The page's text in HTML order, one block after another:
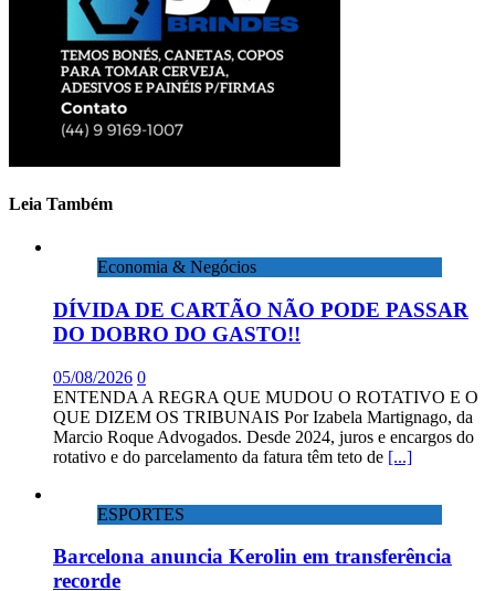
Leia Também
Economia & Negócios
DÍVIDA DE CARTÃO NÃO PODE PASSAR
DO DOBRO DO GASTO!!
05/08/2026 0
ENTENDA A REGRA QUE MUDOU O ROTATIVO E O
QUE DIZEM OS TRIBUNAIS Por Izabela Martignago, da
Marcio Roque Advogados. Desde 2024, juros e encargos do
rotativo e do parcelamento da fatura têm teto de [...]
ESPORTES
Barcelona anuncia Kerolin em transferência
recorde